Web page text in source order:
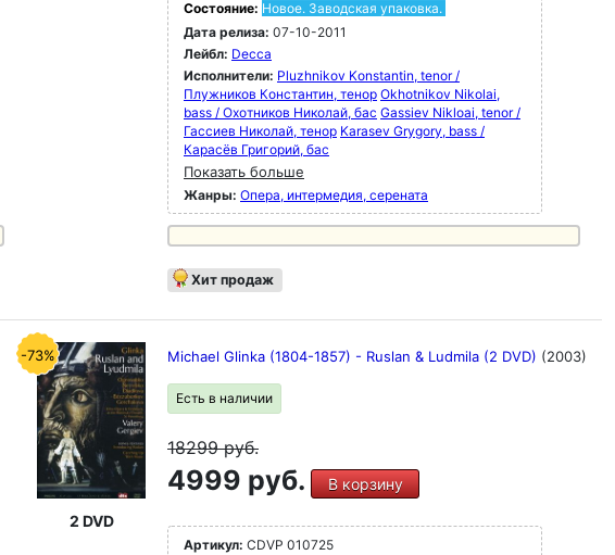
Состояние: Новое. Заводская упаковка.
Дата релиза: 07-10-2011
Лейбл: Decca
Исполнители: Pluzhnikov Konstantin, tenor /
Плужников Константин, тенор Okhotnikov Nikolai,
bass / Охотников Николай, бас Gassiev Nikloai, tenor /
Гассиев Николай, тенор Karasev Grygory, bass /
Карасёв Григорий, бас
Показать больше
Жанры: Опера, интермедия, серената
Хит продаж
-73%
2 DVD
Michael Glinka (1804-1857) - Ruslan & Ludmila (2 DVD) (2003)
Есть в наличии
18299руб.
4999 руб. В корзину
Артикул: CDVP 010725